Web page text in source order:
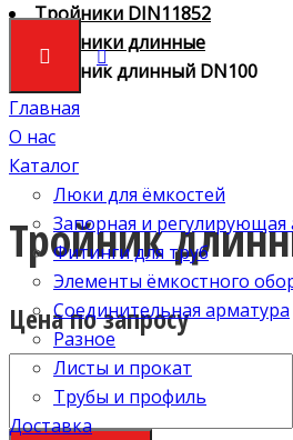
Главная
О нас
Каталог
Люки для ёмкостей
Запорная и регулирующая
Фитинги для труб
Элементы ёмкостного
Соединительная арматура
Разное
Листы и прокат
Трубы и профиль
Доставка
Тройники DIN11852
Тройники длинные
Тройник длинный DN100
Тройник
Цена по запросу
Количество
Тройник
длинный